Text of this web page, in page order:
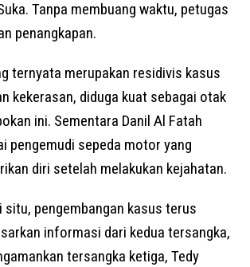
Tanpa membuang waktu, petugas
penangkapan.
ternyata merupakan residivis kasus
kekerasan, diduga kuat sebagai otak
ini. Sementara Danil Al Fatah
pengemudi sepeda motor yang
diri setelah melakukan kejahatan.
situ, pengembangan kasus terus
informasi dari kedua tersangka,
tersangka ketiga, Tedy